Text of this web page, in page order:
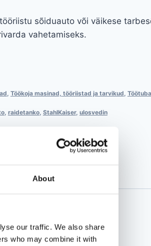
About
our traffic. We also share
who may combine it with
sõiduauto või väikese
vahetamiseks.
Töökoja masinad, tööriistad ja tarvikud
, raidetanko, StahlKaiser, ulosvedin
asendamiseks.